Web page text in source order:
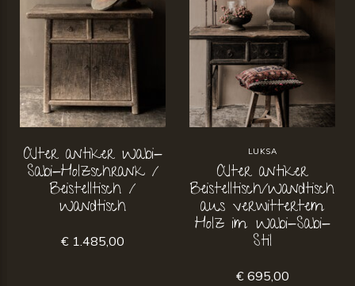
Alter antiker Wabi-
Sabi-Holzschrank /
Beistelltisch /
Wandtisch
€ 1.485,00
LUKSA
Alter antiker
Beistelltisch/Wandtisch
aus verwittertem
Holz im Wabi-Sabi-
Stil
€ 695,00